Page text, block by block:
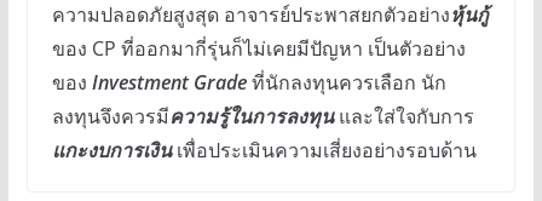
ความปลอดภัยสูงสุด อาจารย์ประพาสยกตัวอย่างหุ้นกู้
ของ CP ที่ออกมากี่รุ่นก็ไม่เคยมีปัญหา เป็นตัวอย่าง
ของ Investment Gradeที่นักลงทุนควรเลือก นัก
ลงทุนจึงควรมีความรู้ในการลงทุนและใส่ใจกับการ
แกะงบการเงินเพื่อประเมินความเสี่ยงอย่างรอบด้าน